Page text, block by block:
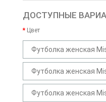
ДОСТУПНЫЕ
Цвет
Футболка женская
Футболка женская
Футболка женская